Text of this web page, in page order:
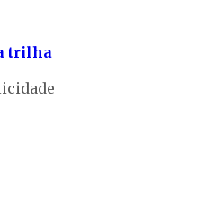
trilha